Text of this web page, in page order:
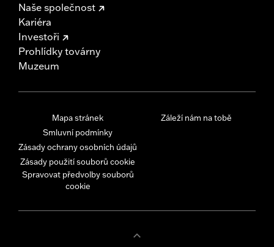
Naše společnost
Kariéra
Investoři
Prohlídky továrny
Muzeum
Mapa stránek
Smluvní podmínky
Zásady ochrany osobních údajů
Zásady použití souborů cookie
Spravovat předvolby souborů
cookie
Záleží nám na tobě